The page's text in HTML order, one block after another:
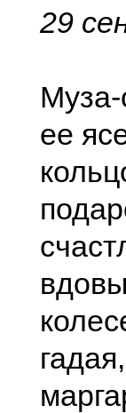
29
Муза-
ее